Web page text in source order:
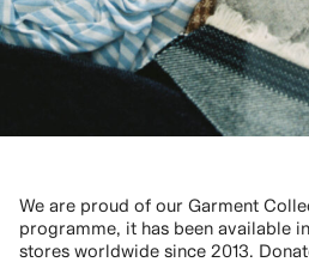
We are proud of our Garment
programme, it has been available
stores worldwide since 2013.